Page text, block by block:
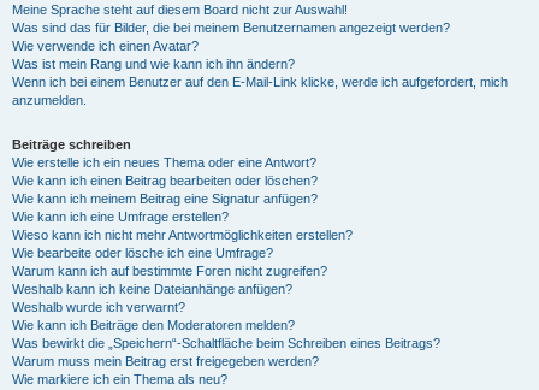
Meine Sprache steht auf diesem Board nicht zur Auswahl!
Was sind das für Bilder, die bei meinem Benutzernamen angezeigt werden?
Wie verwende ich einen Avatar?
Was ist mein Rang und wie kann ich ihn ändern?
Wenn ich bei einem Benutzer auf den E-Mail-Link klicke, werde ich aufgefordert, mich
anzumelden.
Beiträge schreiben
Wie erstelle ich ein neues Thema oder eine Antwort?
Wie kann ich einen Beitrag bearbeiten oder löschen?
Wie kann ich meinem Beitrag eine Signatur anfügen?
Wie kann ich eine Umfrage erstellen?
Wieso kann ich nicht mehr Antwortmöglichkeiten erstellen?
Wie bearbeite oder lösche ich eine Umfrage?
Warum kann ich auf bestimmte Foren nicht zugreifen?
Weshalb kann ich keine Dateianhänge anfügen?
Weshalb wurde ich verwarnt?
Wie kann ich Beiträge den Moderatoren melden?
Was bewirkt die „Speichern“-Schaltfläche beim Schreiben eines Beitrags?
Warum muss mein Beitrag erst freigegeben werden?
Wie markiere ich ein Thema als neu?